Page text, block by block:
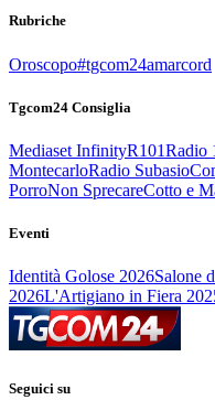
Rubriche
Oroscopo#tgcom24amarcord
Tgcom24 Consiglia
Mediaset InfinityR101Radio
MontecarloRadio Subasio
PorroNon SprecareCotto e
Eventi
Identità Golose 2026Salone
2026L'Artigiano in Fiera
Seguici su